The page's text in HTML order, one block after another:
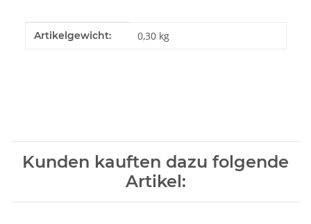
Produkteigenschaft
Wert
Artikelgewicht: 0,30 kg
Kunden kauften dazu folgende
Artikel: